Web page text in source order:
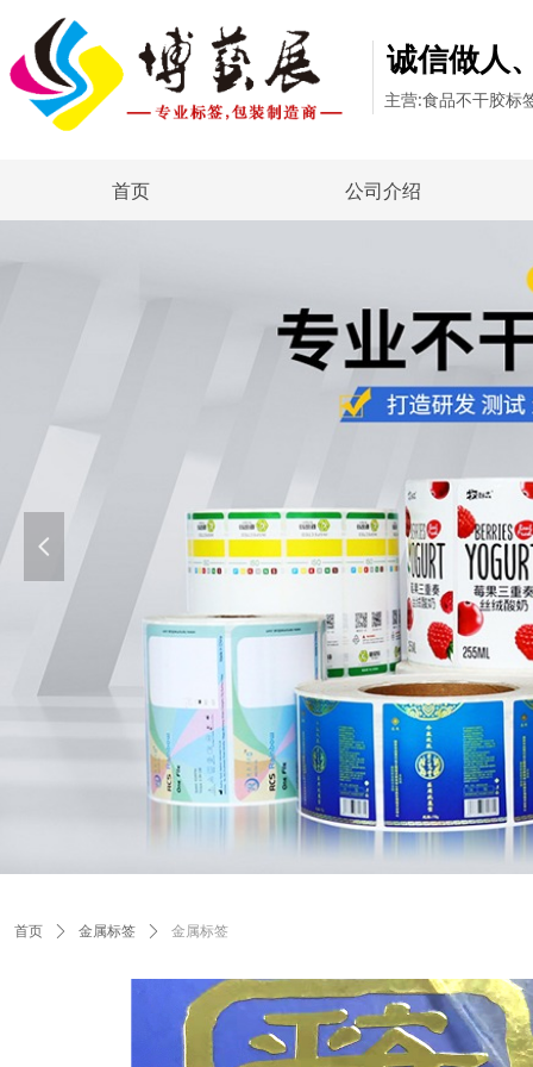
넳
主营:食品不干胶标
诚信做人
首页 公司介绍
首页 ꄲ 金属标签 ꄲ 金属标签